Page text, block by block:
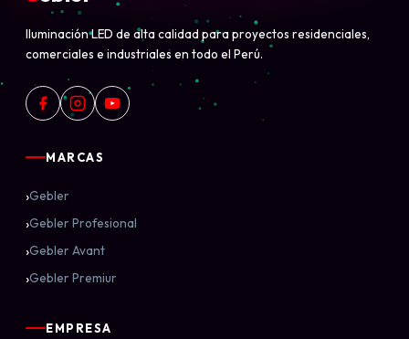
Iluminación LED de alta calidad para proyectos residenciales,
comerciales e industriales en todo el Perú.
MARCAS
›Gebler
›Gebler Profesional
›Gebler Avant
›Gebler Premiur
EMPRESA